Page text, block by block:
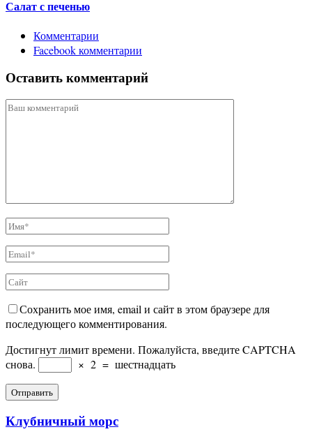
Салат с печенью
Комментарии
Facebook комментарии
Оставить комментарий
Сохранить мое имя, email и сайт в этом браузере для
последующего комментирования.
Достигнут лимит времени. Пожалуйста, введите CAPTCHA
снова.
× 2 = шестнадцать
Клубничный морс